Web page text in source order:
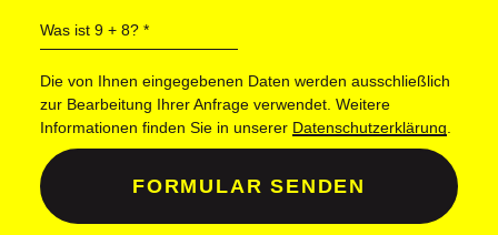
Was ist 9 + 8? *
Die von Ihnen eingegebenen Daten werden ausschließlich
zur Bearbeitung Ihrer Anfrage verwendet. Weitere
Informationen finden Sie in unserer Datenschutzerklärung
FORMULAR SENDEN